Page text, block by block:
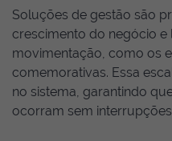
Soluções de gestão são
crescimento do negócio
movimentação, como os
comemorativas. Essa
no sistema, garantindo
ocorram sem